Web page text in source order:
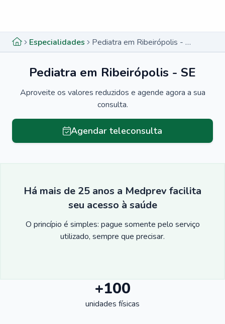
Especialidades Pediatra em Ribeirópolis - SE
Pediatra em Ribeirópolis - SE
Aproveite os valores reduzidos e agende agora a sua
consulta.
Agendar teleconsulta
Há mais de 25 anos a Medprev facilita
seu acesso à saúde
O princípio é simples: pague somente pelo serviço
utilizado, sempre que precisar.
+100
unidades físicas